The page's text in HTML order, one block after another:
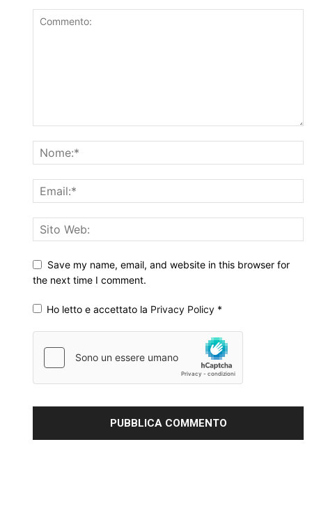
Save my name, email, and website in this browser for
the next time I comment.
Ho letto e accettato la Privacy Policy *